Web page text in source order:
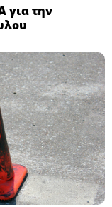
για την